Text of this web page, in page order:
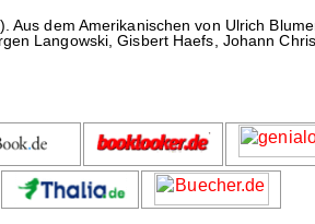
Aus dem Amerikanischen von Ulrich
Langowski, Gisbert Haefs, Johann